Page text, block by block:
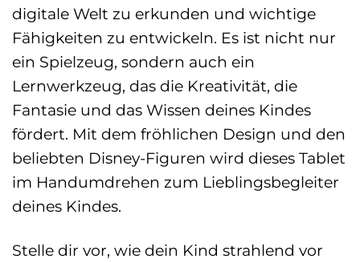
digitale Welt zu erkunden und wichtige
Fähigkeiten zu entwickeln. Es ist nicht nur
ein Spielzeug, sondern auch ein
Lernwerkzeug, das die Kreativität, die
Fantasie und das Wissen deines Kindes
fördert. Mit dem fröhlichen Design und den
beliebten Disney-Figuren wird dieses Tablet
im Handumdrehen zum Lieblingsbegleiter
deines Kindes.
Stelle dir vor, wie dein Kind strahlend vor